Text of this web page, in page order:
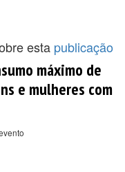
esta publicação
máximo de
e mulheres com